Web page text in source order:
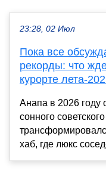
23:28, 02 Июл
Пока все
рекорды: что
курорте лета-
Анапа в 2026 году
сонного
хаб, где люкс